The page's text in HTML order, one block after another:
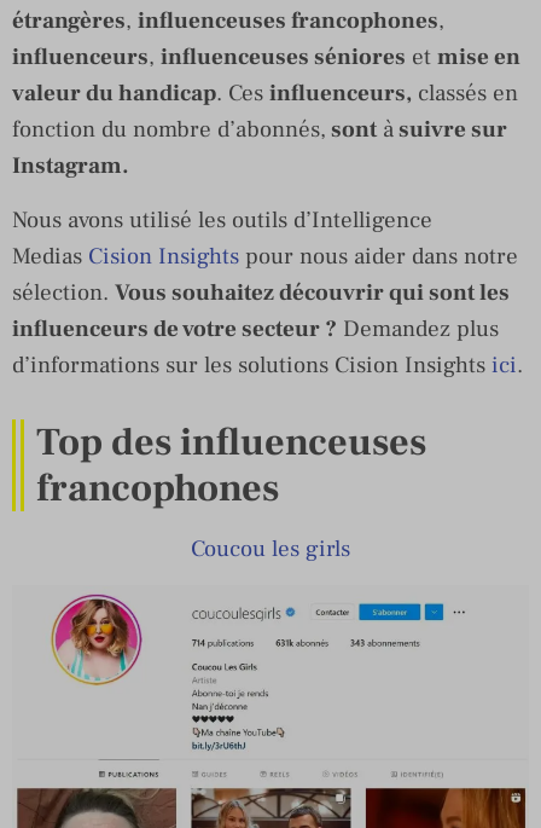
étrangères, influenceuses francophones,
influenceurs, influenceuses séniores et mise en
valeur du handicap. Ces influenceurs, classés en
fonction du nombre d’abonnés, sontàsuivre sur
Instagram.
Nous avons utilisé les outils d’Intelligence
Medias Cision Insights pour nous aider dans notre
sélection. Vous souhaitez découvrir qui sont les
influenceurs de votre secteur ? Demandez plus
d’informations sur les solutions Cision Insights ici.
Top des influenceuses
francophones
Coucou les girls